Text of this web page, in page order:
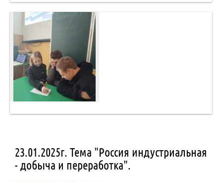
23.01.2025г. Тема "Россия индустриальная
- добыча и переработка".